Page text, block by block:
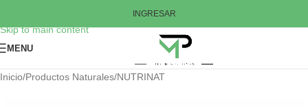
Skip to main content
INGRESAR
MENU
Inicio/Productos Naturales/NUTRINAT